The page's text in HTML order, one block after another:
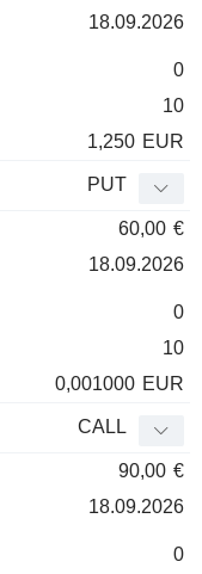
18.09.2026
0
10
1,250 EUR
PUT
60,00 €
18.09.2026
0
10
0,001000 EUR
CALL
90,00 €
18.09.2026
0